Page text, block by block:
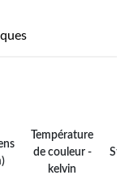
Température
de couleur -
kelvin